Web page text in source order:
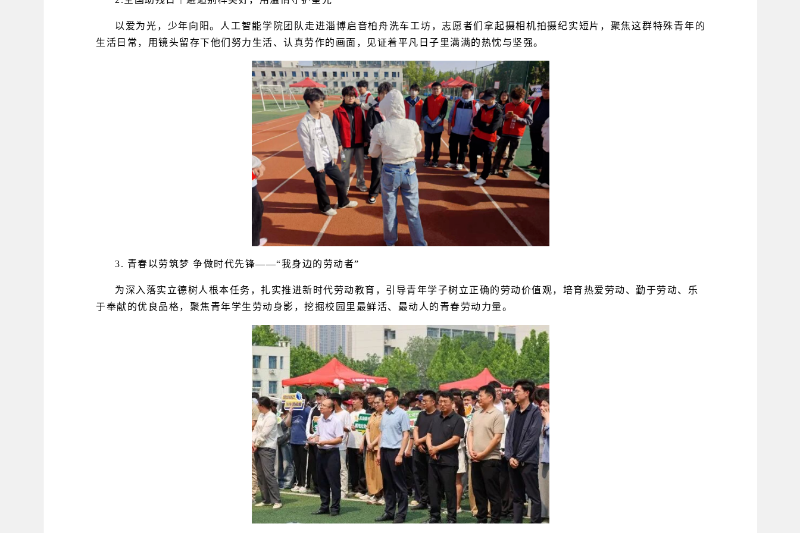
以爱为光，少年向阳。人工智能学院团队走进淄博启音柏舟洗车工坊，志愿者们拿起摄相机拍摄纪实短片，聚焦这群特殊青年的
生活日常，用镜头留存下他们努力生活、认真劳作的画面，见证着平凡日子里满满的热忱与坚强。
3. 青春以劳筑梦 争做时代先锋——“我身边的劳动者”
为深入落实立德树人根本任务，扎实推进新时代劳动教育，引导青年学子树立正确的劳动价值观， 培育热爱劳动、勤于劳动、乐
于奉献的优良品格，聚焦青年学生劳动身影 ， 挖掘校园里最鲜活、最动人的青春劳动力量。